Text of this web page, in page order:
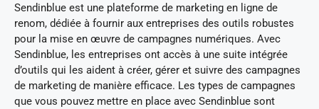
Sendinblue est une plateforme de marketing en ligne de
renom, dédiée à fournir aux entreprises des outils robustes
pour la mise en œuvre de campagnes numériques. Avec
Sendinblue, les entreprises ont accès à une suite intégrée
d’outils qui les aident à créer, gérer et suivre des campagnes
de marketing de manière efficace. Les types de campagnes
que vous pouvez mettre en place avec Sendinblue sont